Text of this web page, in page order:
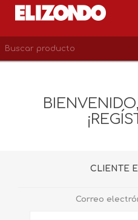
LISTA DE DESEOS 0
CLIENTE
Correo